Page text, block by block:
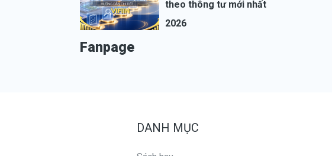
theo thông tư mới nhất
2026
Fanpage
DANH MỤC